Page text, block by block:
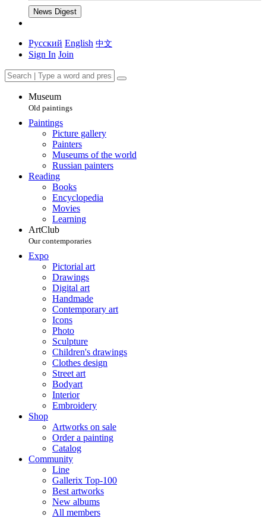
News Digest
Русский English 中文
Sign In Join
Museum
Old paintings
Paintings
Picture gallery
Painters
Museums of the world
Russian painters
Reading
Books
Encyclopedia
Movies
Learning
ArtClub
Our contemporaries
Expo
Pictorial art
Drawings
Digital art
Handmade
Contemporary art
Icons
Photo
Sculpture
Children's drawings
Clothes design
Street art
Bodyart
Interior
Embroidery
Shop
Artworks on sale
Order a painting
Catalog
Community
Line
Gallerix Top-100
Best artworks
New albums
All members